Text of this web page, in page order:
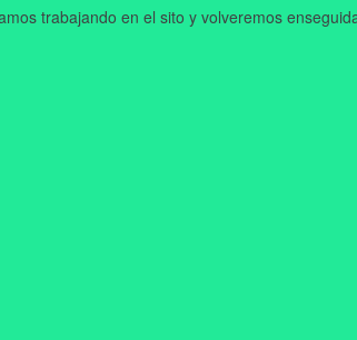
trabajando en el sito y volveremos